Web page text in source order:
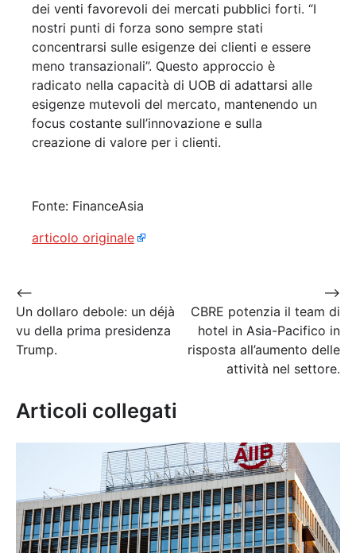
dei venti favorevoli dei mercati pubblici forti. “I
nostri punti di forza sono sempre stati
concentrarsi sulle esigenze dei clienti e essere
meno transazionali”. Questo approccio è
radicato nella capacità di UOB di adattarsi alle
esigenze mutevoli del mercato, mantenendo un
focus costante sull’innovazione e sulla
creazione di valore per i clienti.
Fonte: FinanceAsia
articolo originale
Navigazione
articoli
⟵
Un dollaro debole: un déjà
vu della prima presidenza
Trump.
CBRE potenzia il team di
hotel in Asia-Pacifico in
risposta all’aumento delle
attività nel settore.
⟶
Articoli collegati